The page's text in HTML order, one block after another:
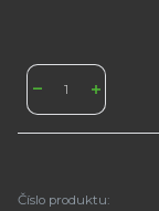
Číslo produktu: